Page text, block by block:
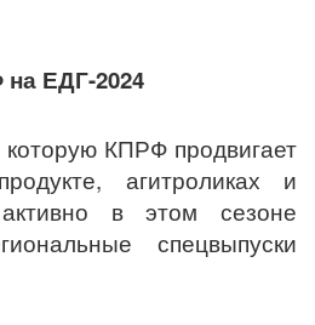
ЕДГ-2024
которую КПРФ продвигает
агитроликах и
активно в этом сезоне
спецвыпуски